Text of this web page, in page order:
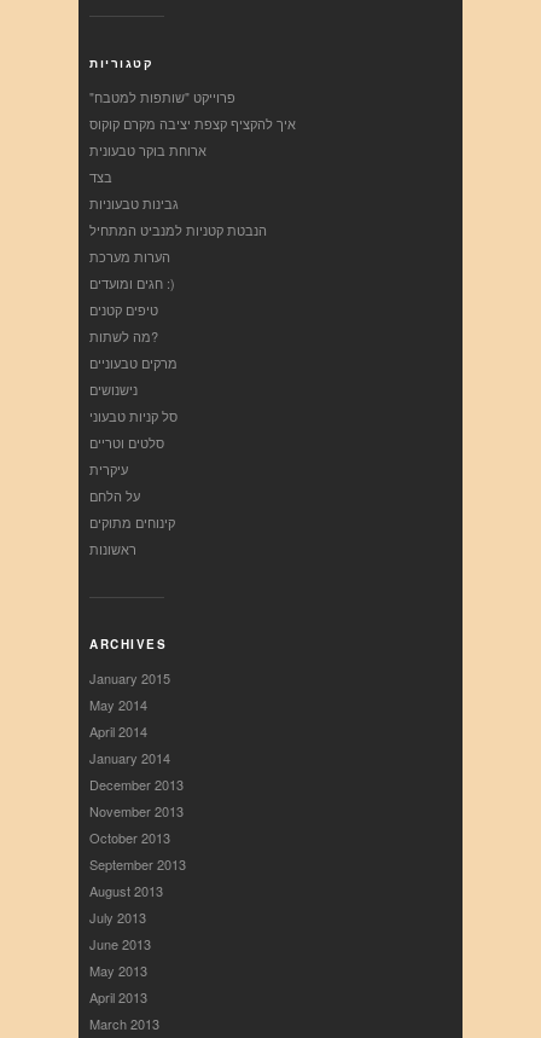
קטגוריות
"פרוייקט "שותפות למטבח
איך להקציף קצפת יציבה מקרם קוקוס
ארוחת בוקר טבעונית
בצד
גבינות טבעוניות
הנבטת קטניות למנביט המתחיל
הערות מערכת
חגים ומועדים :)
טיפים קטנים
מה לשתות?
מרקים טבעוניים
נישנושים
סל קניות טבעוני
סלטים וטריים
עיקרית
על הלחם
קינוחים מתוקים
ראשונות
ARCHIVES
January 2015
May 2014
April 2014
January 2014
December 2013
November 2013
October 2013
September 2013
August 2013
July 2013
June 2013
May 2013
April 2013
March 2013